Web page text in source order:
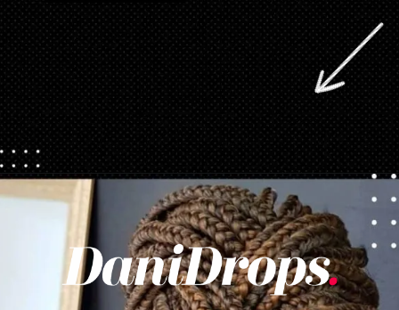
Opening https://danidrops.com.br/tendencia-de-corte-para-cabelo-crespo-feminino/